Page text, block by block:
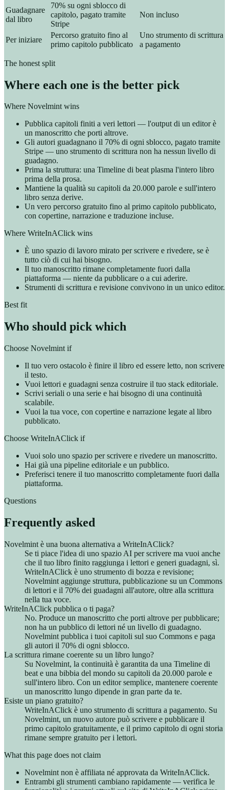
Guadagnare
dal libro
70% su ogni sblocco di
capitolo, pagato tramite
Stripe
Non incluso
Per iniziare
Percorso gratuito fino al
primo capitolo pubblicato
Uno strumento di scrittura
a pagamento
The honest split
Where each one is the better pick
Where Novelmint wins
Pubblica capitoli finiti a veri lettori — l'output di un editor è
un manoscritto che porti altrove.
Gli autori guadagnano il 70% di ogni sblocco, pagato tramite
Stripe — uno strumento di scrittura non ha nessun livello di
guadagno.
Prima la struttura: una Timeline di beat plasma l'intero libro
prima della prosa.
Mantiene la qualità su capitoli da 20.000 parole e sull'intero
libro senza derive.
Un vero percorso gratuito fino al primo capitolo pubblicato,
con copertine, narrazione e traduzione incluse.
Where WriteInAClick wins
È uno spazio di lavoro mirato per scrivere e rivedere, se è
tutto ciò di cui hai bisogno.
Il tuo manoscritto rimane completamente fuori dalla
piattaforma — niente da pubblicare o a cui aderire.
Strumenti di scrittura e revisione convivono in un unico editor.
Best fit
Who should pick which
Choose Novelmint if
Il tuo vero ostacolo è finire il libro ed essere letto, non scrivere
il testo.
Vuoi lettori e guadagni senza costruire il tuo stack editoriale.
Scrivi seriali o una serie e hai bisogno di una continuità
scalabile.
Vuoi la tua voce, con copertine e narrazione legate al libro
pubblicato.
Choose WriteInAClick if
Vuoi solo uno spazio per scrivere e rivedere un manoscritto.
Hai già una pipeline editoriale e un pubblico.
Preferisci tenere il tuo manoscritto completamente fuori dalla
piattaforma.
Questions
Frequently asked
Novelmint è una buona alternativa a WriteInAClick?
Se ti piace l'idea di uno spazio AI per scrivere ma vuoi anche
che il tuo libro finito raggiunga i lettori e generi guadagni, sì.
WriteInAClick è uno strumento di bozza e revisione;
Novelmint aggiunge struttura, pubblicazione su un Commons
di lettori e il 70% dei guadagni all'autore, oltre alla scrittura
nella tua voce.
WriteInAClick pubblica o ti paga?
No. Produce un manoscritto che porti altrove per pubblicare;
non ha un pubblico di lettori né un livello di guadagno.
Novelmint pubblica i tuoi capitoli sul suo Commons e paga
gli autori il 70% di ogni sblocco.
La scrittura rimane coerente su un libro lungo?
Su Novelmint, la continuità è garantita da una Timeline di
beat e una bibbia del mondo su capitoli da 20.000 parole e
sull'intero libro. Con un editor semplice, mantenere coerente
un manoscritto lungo dipende in gran parte da te.
Esiste un piano gratuito?
WriteInAClick è uno strumento di scrittura a pagamento. Su
Novelmint, un nuovo autore può scrivere e pubblicare il
primo capitolo gratuitamente, e il primo capitolo di ogni storia
rimane sempre gratuito per i lettori.
What this page does not claim
Novelmint non è affiliata né approvata da WriteInAClick.
Entrambi gli strumenti cambiano rapidamente — verifica le